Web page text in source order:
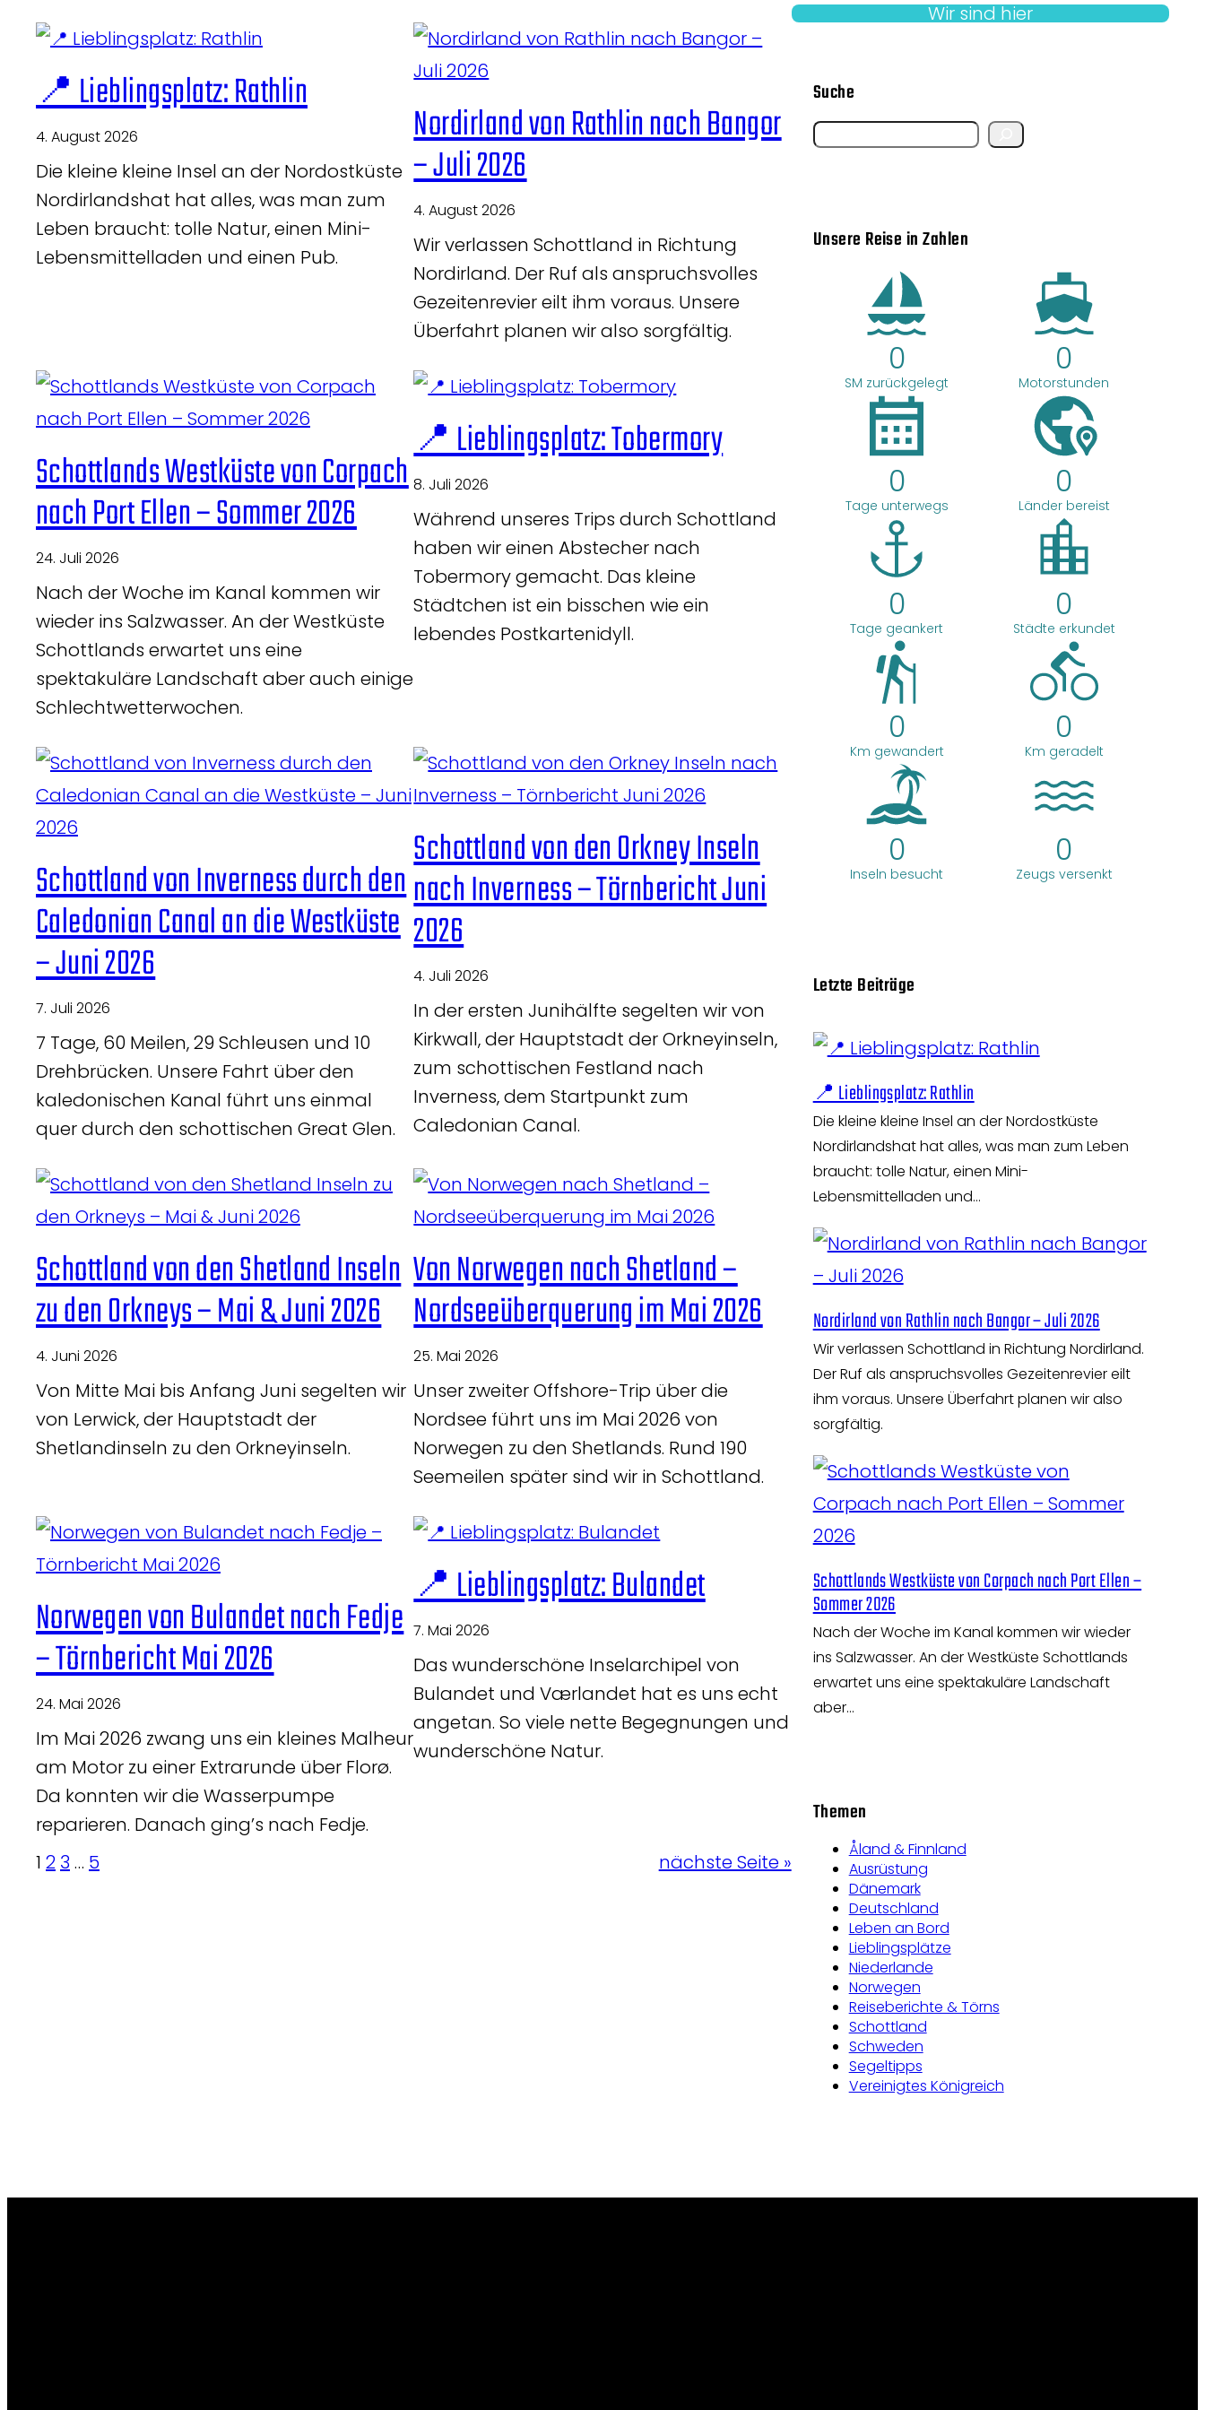
📍 Lieblingsplatz: Rathlin
4. August 2026
Die kleine kleine Insel an der Nordostküste
Nordirlandshat hat alles, was man zum
Leben braucht: tolle Natur, einen Mini-
Lebensmittelladen und einen Pub.
Nordirland von Rathlin nach Bangor
– Juli 2026
4. August 2026
Wir verlassen Schottland in Richtung
Nordirland. Der Ruf als anspruchsvolles
Gezeitenrevier eilt ihm voraus. Unsere
Überfahrt planen wir also sorgfältig.
Schottlands Westküste von Corpach
nach Port Ellen – Sommer 2026
24. Juli 2026
Nach der Woche im Kanal kommen wir
wieder ins Salzwasser. An der Westküste
Schottlands erwartet uns eine
spektakuläre Landschaft aber auch einige
Schlechtwetterwochen.
📍 Lieblingsplatz: Tobermory
8. Juli 2026
Während unseres Trips durch Schottland
haben wir einen Abstecher nach
Tobermory gemacht. Das kleine
Städtchen ist ein bisschen wie ein
lebendes Postkartenidyll.
Schottland von Inverness durch den
Caledonian Canal an die Westküste
– Juni 2026
7. Juli 2026
7 Tage, 60 Meilen, 29 Schleusen und 10
Drehbrücken. Unsere Fahrt über den
kaledonischen Kanal führt uns einmal
quer durch den schottischen Great Glen.
Schottland von den Orkney Inseln
nach Inverness – Törnbericht Juni
2026
4. Juli 2026
In der ersten Junihälfte segelten wir von
Kirkwall, der Hauptstadt der Orkneyinseln,
zum schottischen Festland nach
Inverness, dem Startpunkt zum
Caledonian Canal.
Schottland von den Shetland Inseln
zu den Orkneys – Mai & Juni 2026
4. Juni 2026
Von Mitte Mai bis Anfang Juni segelten wir
von Lerwick, der Hauptstadt der
Shetlandinseln zu den Orkneyinseln.
Von Norwegen nach Shetland –
Nordseeüberquerung im Mai 2026
25. Mai 2026
Unser zweiter Offshore-Trip über die
Nordsee führt uns im Mai 2026 von
Norwegen zu den Shetlands. Rund 190
Seemeilen später sind wir in Schottland.
Norwegen von Bulandet nach Fedje
– Törnbericht Mai 2026
24. Mai 2026
Im Mai 2026 zwang uns ein kleines Malheur
am Motor zu einer Extrarunde über Florø.
Da konnten wir die Wasserpumpe
reparieren. Danach ging’s nach Fedje.
📍 Lieblingsplatz: Bulandet
7. Mai 2026
Das wunderschöne Inselarchipel von
Bulandet und Værlandet hat es uns echt
angetan. So viele nette Begegnungen und
wunderschöne Natur.
1 2 3 … 5 nächste Seite »
Wir sind hier
Suche
S
rUnsere Reise in Zahlen
0
SM zurückgelegt
0
Motorstunden
0
Tage unterwegs
0
Länder bereist
0
Tage geankert
0
Städte erkundet
0
Km gewandert
0
Km geradelt
0
Inseln besucht
0
Zeugs versenkt
Letzte Beiträge
📍 Lieblingsplatz: Rathlin
Die kleine kleine Insel an der Nordostküste
Nordirlandshat hat alles, was man zum Leben
braucht: tolle Natur, einen Mini-
Lebensmittelladen und…
Nordirland von Rathlin nach Bangor – Juli 2026
Wir verlassen Schottland in Richtung Nordirland.
Der Ruf als anspruchsvolles Gezeitenrevier eilt
ihm voraus. Unsere Überfahrt planen wir also
sorgfältig.
Schottlands Westküste von Corpach nach Port Ellen –
Sommer 2026
Nach der Woche im Kanal kommen wir wieder
ins Salzwasser. An der Westküste Schottlands
erwartet uns eine spektakuläre Landschaft
aber…
Themen
Åland & Finnland
Ausrüstung
Dänemark
Deutschland
Leben an Bord
Lieblingsplätze
Niederlande
Norwegen
Reiseberichte & Törns
Schottland
Schweden
Segeltipps
Vereinigtes Königreich